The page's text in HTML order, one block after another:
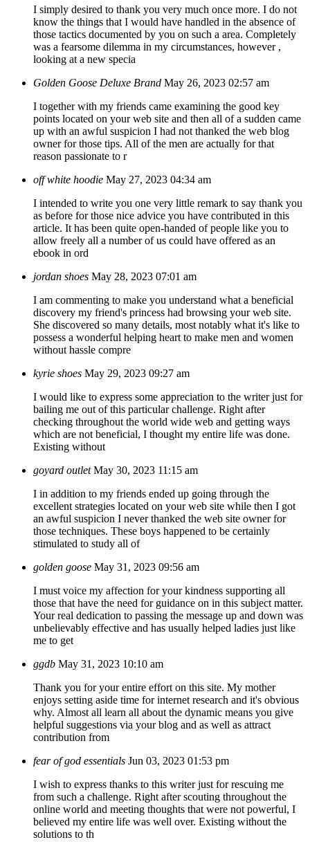
I simply desired to thank you very much once more. I do not
know the things that I would have handled in the absence of
those tactics documented by you on such a area. Completely
was a fearsome dilemma in my circumstances, however ,
looking at a new specia
Golden Goose Deluxe Brand May 26, 2023 02:57 am
I together with my friends came examining the good key
points located on your web site and then all of a sudden came
up with an awful suspicion I had not thanked the web blog
owner for those tips. All of the men are actually for that
reason passionate to r
off white hoodie May 27, 2023 04:34 am
I intended to write you one very little remark to say thank you
as before for those nice advice you have contributed in this
article. It has been quite open-handed of people like you to
allow freely all a number of us could have offered as an
ebook in ord
jordan shoes May 28, 2023 07:01 am
I am commenting to make you understand what a beneficial
discovery my friend's princess had browsing your web site.
She discovered so many details, most notably what it's like to
possess a wonderful helping heart to make men and women
without hassle compre
kyrie shoes May 29, 2023 09:27 am
I would like to express some appreciation to the writer just for
bailing me out of this particular challenge. Right after
checking throughout the world wide web and getting ways
which are not beneficial, I thought my entire life was done.
Existing without
goyard outlet May 30, 2023 11:15 am
I in addition to my friends ended up going through the
excellent strategies located on your web site while then I got
an awful suspicion I never thanked the web site owner for
those techniques. These boys happened to be certainly
stimulated to study all of
golden goose May 31, 2023 09:56 am
I must voice my affection for your kindness supporting all
those that have the need for guidance on in this subject matter.
Your real dedication to passing the message up and down was
unbelievably effective and has usually helped ladies just like
me to get
ggdb May 31, 2023 10:10 am
Thank you for your entire effort on this site. My mother
enjoys setting aside time for internet research and it's obvious
why. Almost all learn all about the dynamic means you give
helpful suggestions via your blog and as well as attract
contribution from
fear of god essentials Jun 03, 2023 01:53 pm
I wish to express thanks to this writer just for rescuing me
from such a challenge. Right after scouting throughout the
online world and meeting thoughts that were not powerful, I
believed my entire life was well over. Existing without the
solutions to th